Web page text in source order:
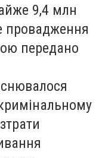
9,4 млн
провадження
передано